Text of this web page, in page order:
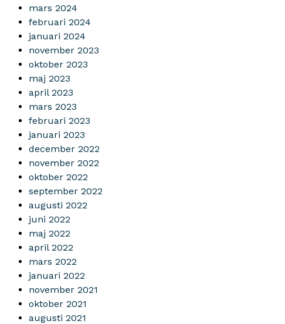
mars 2024
februari 2024
januari 2024
november 2023
oktober 2023
maj 2023
april 2023
mars 2023
februari 2023
januari 2023
december 2022
november 2022
oktober 2022
september 2022
augusti 2022
juni 2022
maj 2022
april 2022
mars 2022
januari 2022
november 2021
oktober 2021
augusti 2021